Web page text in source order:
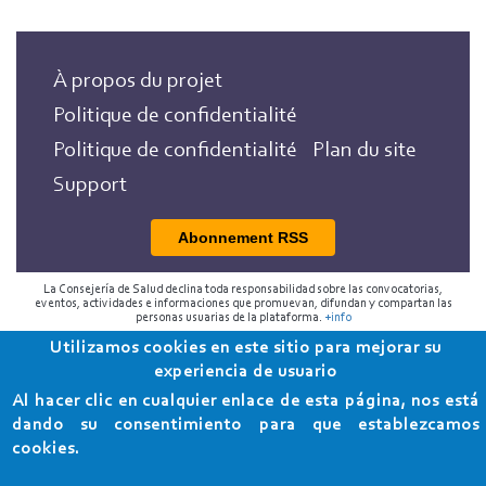
À propos du projet
Politique de confidentialité
Politique de confidentialité
Plan du site
Support
Abonnement RSS
La Consejería de Salud declina toda responsabilidad sobre las convocatorias,
eventos, actividades e informaciones que promuevan, difundan y compartan las
personas usuarias de la plataforma. +info
2018 Programa de Envejecimiento Saludable de la
Consejería de Salud
Utilizamos cookies en este sitio para mejorar su
experiencia de usuario
Al hacer clic en cualquier enlace de esta página, nos está
dando su consentimiento para que establezcamos
cookies.